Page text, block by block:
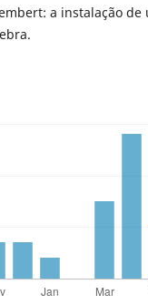
a instalação